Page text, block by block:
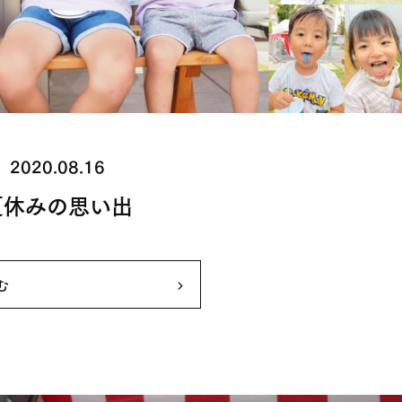
2020.08.16
みの思い出